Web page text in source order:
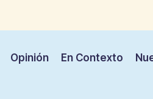
Opinión En Contexto